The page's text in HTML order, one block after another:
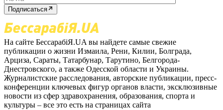
Подписаться
На сайте БессарабіЯ.UA вы найдете самые свежие
публикации о жизни Измаила, Рени, Килии, Болграда,
Арциза, Сараты, Татарбунар, Тарутино, Белгорода-
Днестровского, а также Одесской области и Украины.
Журналистские расследования, авторские публикации, пресс-
конференции ключевых фигур органов власти, эксклюзивные
новости из сфер здравохранения, образования, спорта и
культуры – все это есть на страницах сайта